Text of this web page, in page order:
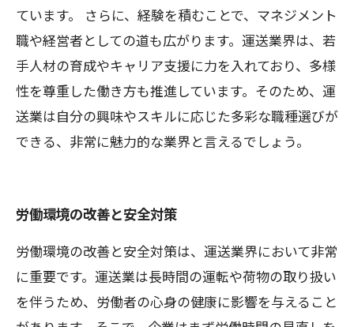
ています。 さらに、経験を積むことで、マネジメント
職や経営者としての道も広がります。運送業界は、若
手人材の育成やキャリア支援に力を入れており、多様
性を尊重した働き方も推進しています。そのため、運
送業は自分の興味やスキルに応じた多彩な職種選びが
できる、非常に魅力的な業界と言えるでしょう。
労働環境の改善と安全対策
労働環境の改善と安全対策は、運送業界において非常
に重要です。運送業は長時間の運転や荷物の取り扱い
を伴うため、労働者の心身の健康に影響を与えること